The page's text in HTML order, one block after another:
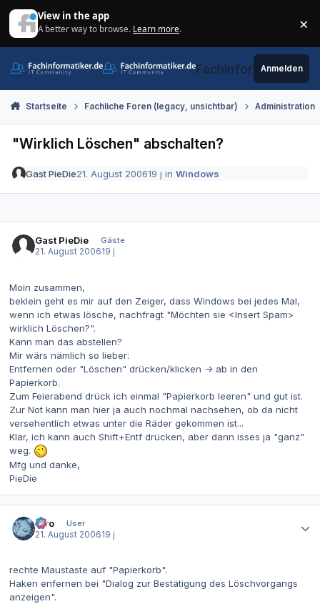
View in the app
A better way to browse. Learn more. ×
Fachinformatiker.de
Anmelden
Startseite Fachliche Foren (legacy, unsichtbar) Administration
"Wirklich Löschen" abschalten?
Gast PieDie21. August 200619 j inWindows
Gast PieDie
Gäste
21. August 200619 j
Moin zusammen,
beklein geht es mir auf den Zeiger, dass Windows bei jedes Mal,
wenn ich etwas lösche, nachfragt "Möchten sie <Insert Spam>
wirklich Löschen?".
Kann man das abstellen?
Mir wärs nämlich so lieber:
Entfernen oder "Löschen" drücken/klicken -> ab in den
Papierkorb.
Zum Feierabend drück ich einmal "Papierkorb leeren" und gut ist.
Zur Not kann man hier ja auch nochmal nachsehen, ob da nicht
versehentlich etwas unter die Räder gekommen ist...
Klar, ich kann auch Shift+Entf drücken, aber dann isses ja "ganz"
weg.
Mfg und danke,
PieDie
Tiro
User
21. August 200619 j
rechte Maustaste auf "Papierkorb".
Haken enfernen bei "Dialog zur Bestätigung des Löschvorgangs
anzeigen".